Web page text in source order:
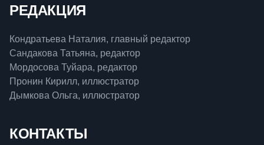
РЕДАКЦИЯ
Кондратьева Наталия, главный редактор
Сандакова Татьяна, редактор
Мордосова Туйара, редактор
Пронин Кирилл, иллюстратор
Дымкова Ольга, иллюстратор
КОНТАКТЫ